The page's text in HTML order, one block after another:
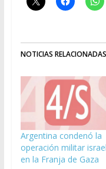
NOTICIAS RELACIONADAS
Argentina condenó la
operación militar
en la Franja de Gaza